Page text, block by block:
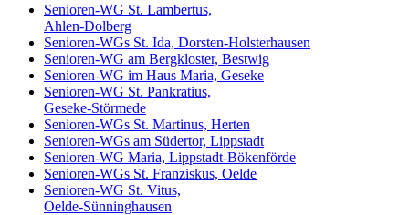
Senioren-WG St. Lambertus,
Ahlen-Dolberg
Senioren-WGs St. Ida, Dorsten-Holsterhausen
Senioren-WG am Bergkloster, Bestwig
Senioren-WG im Haus Maria, Geseke
Senioren-WG St. Pankratius,
Geseke-Störmede
Senioren-WGs St. Martinus, Herten
Senioren-WGs am Südertor, Lippstadt
Senioren-WG Maria, Lippstadt-Bökenförde
Senioren-WGs St. Franziskus, Oelde
Senioren-WG St. Vitus,
Oelde-Sünninghausen